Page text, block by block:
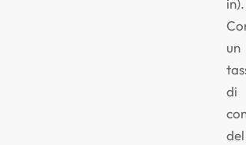
in).
un
di
del